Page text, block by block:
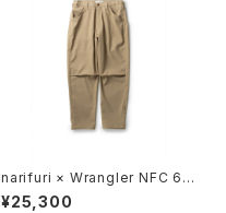
narifuri × Wrangler NFC 6
ポケットパンツ （ NFWR-01 ）
¥25,300